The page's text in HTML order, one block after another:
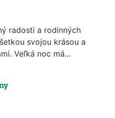
radosti a rodinných
svojou krásou a
Veľká noc má...